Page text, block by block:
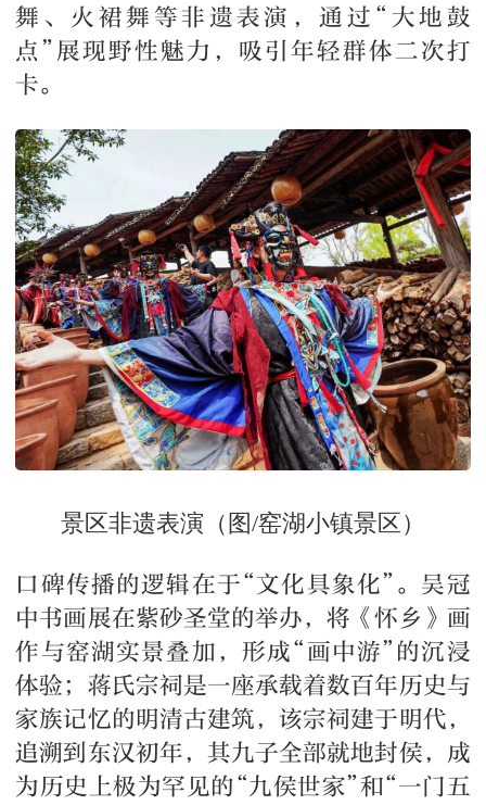
舞、火裙舞等非遗表演，通过“大地鼓
点”展现野性魅力，吸引年轻群体二次打
卡。
景区非遗表演（图/窑湖小镇景区）
口碑传播的逻辑在于“文化具象化”。吴冠
中书画展在紫砂圣堂的举办，将《怀乡》画
作与窑湖实景叠加，形成“画中游”的沉浸
体验；蒋氏宗祠是一座承载着数百年历史与
家族记忆的明清古建筑，该宗祠建于明代，
追溯到东汉初年，其九子全部就地封侯，成
为历史上极为罕见的“九侯世家”和“一门五